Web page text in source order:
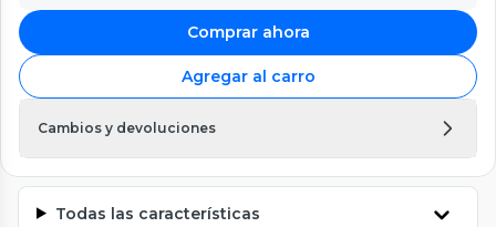
Comprar ahora
Agregar al carro
Cambios y devoluciones
Todas las características